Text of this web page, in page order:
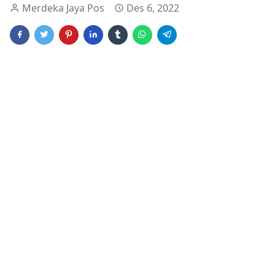
Merdeka Jaya Pos Des 6, 2022